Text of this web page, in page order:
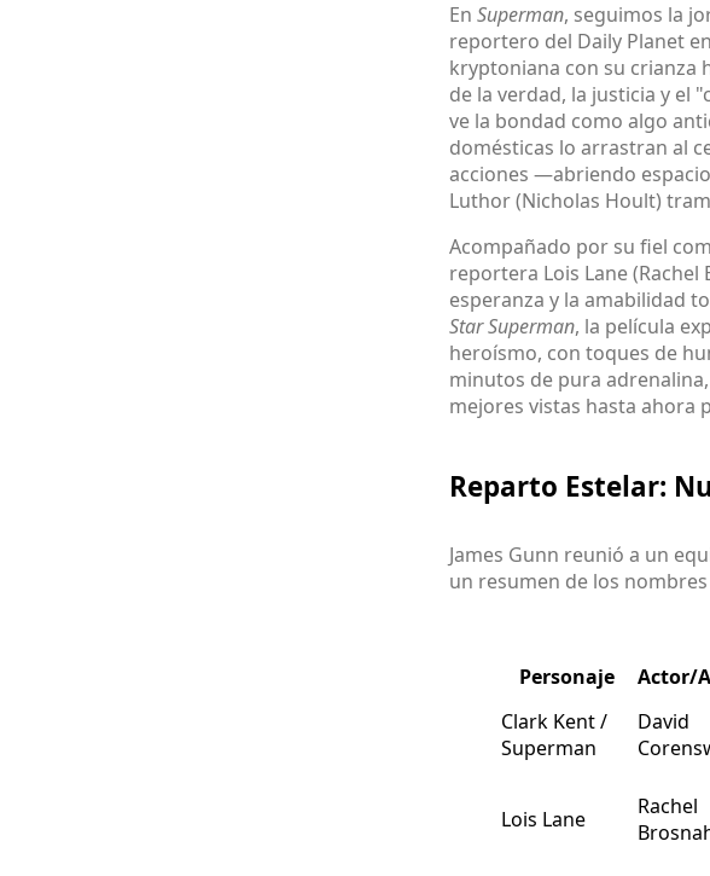
En Superman, seguimos la
reportero del Daily Planet
kryptoniana con su crianza
de la verdad, la justicia y el
ve la bondad como algo
domésticas lo arrastran al
acciones —abriendo
Luthor (Nicholas Hoult)
Acompañado por su fiel
reportera Lois Lane
esperanza y la amabilidad
Star Superman, la película
heroísmo, con toques de
minutos de pura
mejores vistas hasta ahora
Reparto Estelar:
James Gunn reunió a un
un resumen de los
Personaje Actor/
Clark Kent /
Superman
David
Lois Lane
Rachel